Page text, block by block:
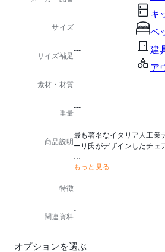
キ
ベ
建
ア
サイズ
---
サイズ補足
---
素材・材質
---
重量
---
商品説明
最も著名なイタリア人工業
ーリ氏がデザインしたチェ
※小もたれ・脚はスチール
もっと見る
特徴---
関連資料
-
オプションを選ぶ